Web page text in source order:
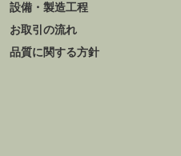
設備・製造工程
お取引の流れ
品質に関する方針